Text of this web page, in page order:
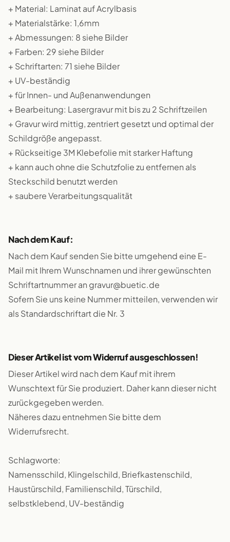
+ Material: Laminat auf Acrylbasis
+ Materialstärke: 1,6mm
+ Abmessungen: 8 siehe Bilder
+ Farben: 29 siehe Bilder
+ Schriftarten: 71 siehe Bilder
+ UV-beständig
+ für Innen- und Außenanwendungen
+ Bearbeitung: Lasergravur mit bis zu 2 Schriftzeilen
+ Gravur wird mittig, zentriert gesetzt und optimal der
Schildgröße angepasst.
+ Rückseitige 3M Klebefolie mit starker Haftung
+ kann auch ohne die Schutzfolie zu entfernen als
Steckschild benutzt werden
+ saubere Verarbeitungsqualität
Nach dem Kauf:
Nach dem Kauf senden Sie bitte umgehend eine E-
Mail mit Ihrem Wunschnamen und ihrer gewünschten
Schriftartnummer an gravur@buetic.de
Sofern Sie uns keine Nummer mitteilen, verwenden wir
als Standardschriftart die Nr. 3
Dieser Artikel ist vom Widerruf ausgeschlossen!
Dieser Artikel wird nach dem Kauf mit ihrem
Wunschtext für Sie produziert. Daher kann dieser nicht
zurückgegeben werden.
Näheres dazu entnehmen Sie bitte dem
Widerrufsrecht.
Schlagworte:
Namensschild, Klingelschild, Briefkastenschild,
Haustürschild, Familienschild, Türschild,
selbstklebend, UV-beständig